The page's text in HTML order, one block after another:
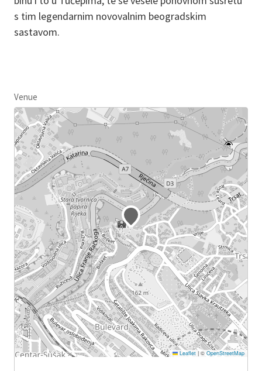
s tim legendarnim novovalnim beogradskim
sastavom.
Venue
Leaflet |© OpenStreetMap